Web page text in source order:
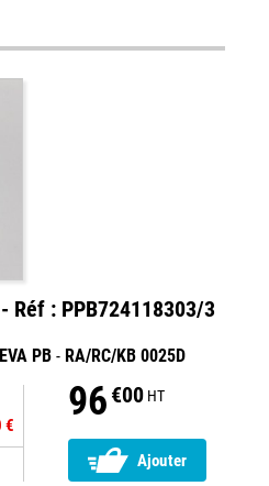
Réf : PPB724118303/3
PB - RA/RC/KB 0025D
€
96 €00 HT
Ajouter